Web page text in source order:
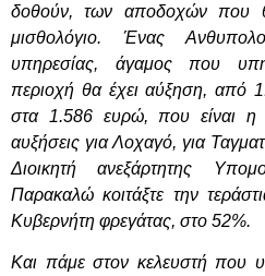
δοθούν, των αποδοχών που
μισθολόγιο. Ένας
υπηρεσίας, άγαμος που
περιοχή θα έχει αύξηση, από
στα 1.586 ευρώ, που είναι η
αυξήσεις για Λοχαγό, για
Διοικητή ανεξάρτητης
Παρακαλώ κοιτάξτε την
Κυβερνήτη φρεγάτας, στο 52%.
Και πάμε στον κελευστή που